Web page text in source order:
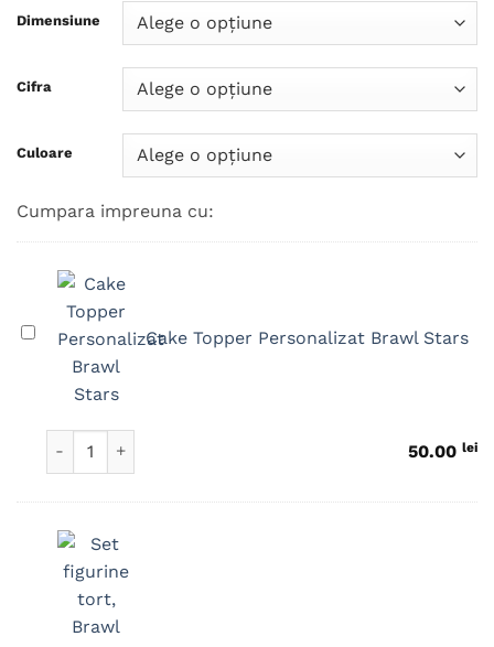
Dimensiune
Cifra
Culoare
Cumpara impreuna cu:
Cake
Stars
Cake Topper Personalizat Brawl Stars
50.00 lei